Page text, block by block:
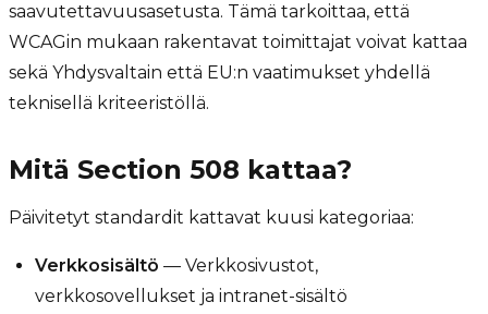
saavutettavuusasetusta. Tämä tarkoittaa, että
WCAGin mukaan rakentavat toimittajat voivat kattaa
sekä Yhdysvaltain että EU:n vaatimukset yhdellä
teknisellä kriteeristöllä.
Mitä Section 508 kattaa?
Päivitetyt standardit kattavat kuusi kategoriaa:
Verkkosisältö — Verkkosivustot,
verkkosovellukset ja intranet-sisältö